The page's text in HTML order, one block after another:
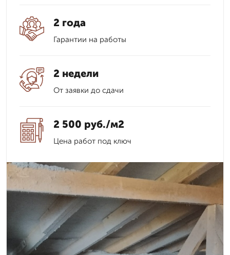
2 года
Гарантии на работы
2 недели
От заявки до сдачи
2 500 руб./м2
Цена работ под ключ